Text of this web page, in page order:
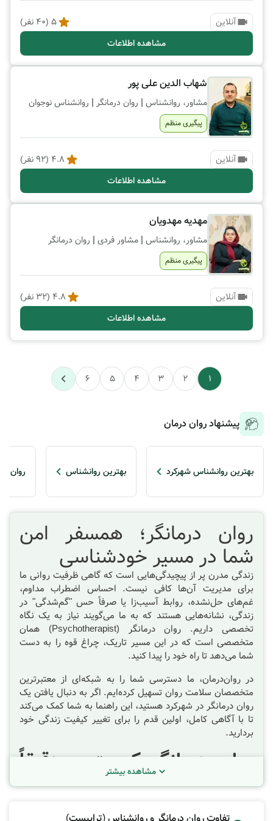
آنلاین 5
(
40 نفر)
مشاهده اطلاعات
شهاب الدین علی پور
مشاور، روانشناس | روان درمانگر | روانشناس نوجوان
پیگیری منظم
آنلاین 4.8
(
92نفر)
مشاهده اطلاعات
مهدیه مهدویان
مشاور، روانشناس | مشاور فردی | روان درمانگر
پیگیری منظم
آنلاین 4.8
(
32 نفر)
مشاهده اطلاعات
1
2
3
4
5
6
پیشنهاد روان درمان
بهترین روانشناس شهرکرد بهترین روانشناس روان
روان درمانگر؛ همسفر امن
شما در مسیر خودشناسی
زندگی مدرن پر از پیچیدگی‌هایی است که گاهی ظرفیت روانی ما
برای مدیریت آن‌ها کافی نیست. احساس اضطراب مداوم،
غم‌های حل‌نشده، روابط آسیب‌زا یا صرفاً حس "گم‌شدگی" در
زندگی، نشانه‌هایی هستند که به ما می‌گویند نیاز به یک نگاه
تخصصی داریم. روان درمانگر (Psychotherapist) همان
متخصصی است که در این مسیر تاریک، چراغ قوه را به دست
شما می‌دهد تا راه خود را پیدا کنید.
در روان‌درمان، ما دسترسی شما را به شبکه‌ای از معتبرترین
متخصصان سلامت روان تسهیل کرده‌ایم. اگر به دنبال یافتن یک
روان درمانگر در شهرکردهستید، این راهنما به شما کمک می‌کند
تا با آگاهی کامل، اولین قدم را برای تغییر کیفیت زندگی خود
بردارید.
روان درمانگر کیست و دقیقاً
چه کاری انجام می‌دهد؟
دادن راهکارهای فوری است. اما واقعیتِ علمی متفاوت است.
مشاهده بیشتر